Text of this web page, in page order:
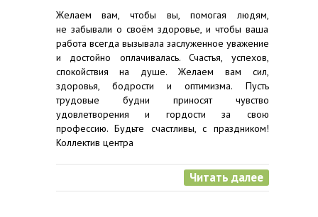
Желаем вам, чтобы вы, помогая людям,
не забывали о своём здоровье, и чтобы ваша
работа всегда вызывала заслуженное уважение
и достойно оплачивалась. Счастья, успехов,
спокойствия на душе. Желаем вам сил,
здоровья, бодрости и оптимизма. Пусть
трудовые будни приносят чувство
удовлетворения и гордости за свою
профессию. Будьте счастливы, с праздником!
Коллектив центра
Читать далее